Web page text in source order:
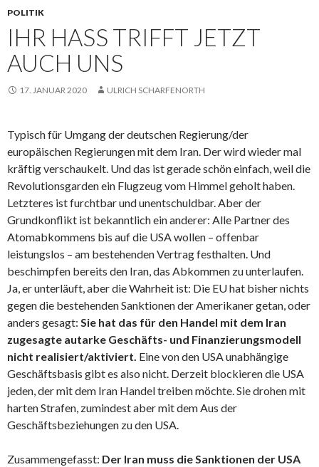
POLITIK
IHR HASS TRIFFT JETZT
AUCH UNS
17. JANUAR 2020 ULRICH SCHARFENORTH
Typisch für Umgang der deutschen Regierung/der
europäischen Regierungen mit dem Iran. Der wird wieder mal
kräftig verschaukelt. Und das ist gerade schön einfach, weil die
Revolutionsgarden ein Flugzeug vom Himmel geholt haben.
Letzteres ist furchtbar und unentschuldbar. Aber der
Grundkonflikt ist bekanntlich ein anderer: Alle Partner des
Atomabkommens bis auf die USA wollen – offenbar
leistungslos – am bestehenden Vertrag festhalten. Und
beschimpfen bereits den Iran, das Abkommen zu unterlaufen.
Ja, er unterläuft, aber die Wahrheit ist: Die EU hat bisher nichts
gegen die bestehenden Sanktionen der Amerikaner getan, oder
anders gesagt: Sie hat das für den Handel mit dem Iran
zugesagte autarke Geschäfts- und Finanzierungsmodell
nicht realisiert/aktiviert. Eine von den USA unabhängige
Geschäftsbasis gibt es also nicht. Derzeit blockieren die USA
jeden, der mit dem Iran Handel treiben möchte. Sie drohen mit
harten Strafen, zumindest aber mit dem Aus der
Geschäftsbeziehungen zu den USA.
Zusammengefasst: Der Iran muss die Sanktionen der USA